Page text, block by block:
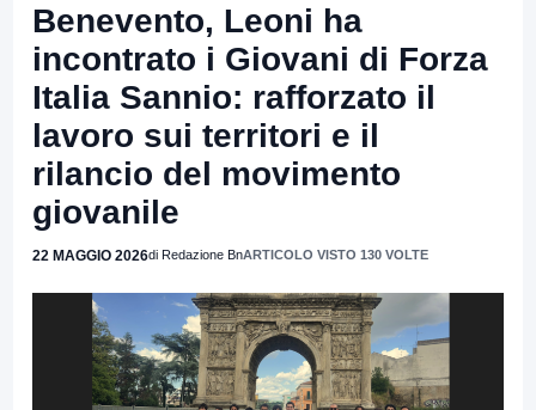
Benevento, Leoni ha
incontrato i Giovani di Forza
Italia Sannio: rafforzato il
lavoro sui territori e il
rilancio del movimento
giovanile
22 MAGGIO 2026di Redazione BnARTICOLO VISTO 130 VOLTE